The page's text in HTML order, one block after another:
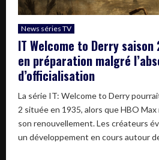
News séries TV
IT Welcome to Derry
en préparation malgré
d’officialisation
La série IT: Welcome to Derry
2 située en 1935, alors que HBO Max
son renouvellement. Les créateurs
un développement en cours autour